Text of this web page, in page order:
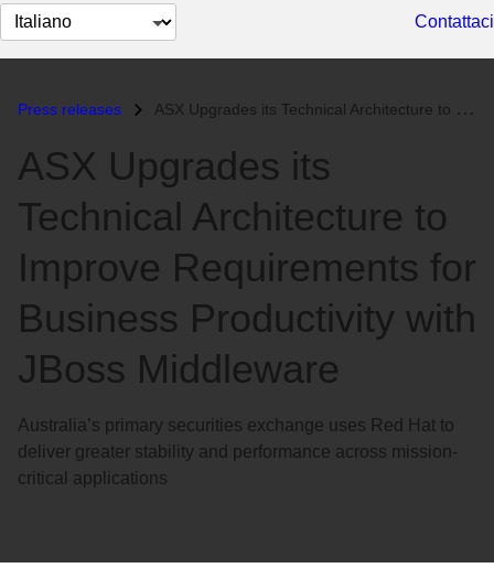
Cambia
lingua
Contattaci
Press releases ASX Upgrades its Technical Architecture to Improve Requirements for Bu...
ASX Upgrades its
Technical Architecture to
Improve Requirements for
Business Productivity with
JBoss Middleware
Australia’s primary securities exchange uses Red Hat to
deliver greater stability and performance across mission-
critical applications